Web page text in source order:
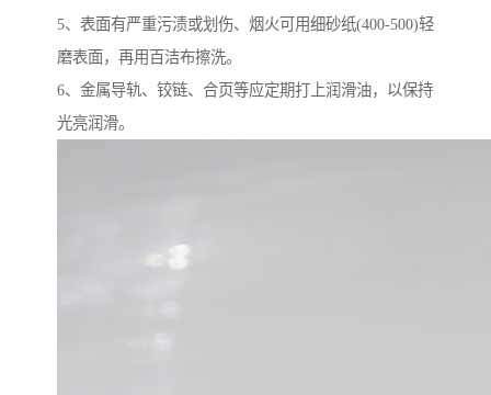
5、表面有严重污渍或划伤、烟火可用细砂纸(400-500)轻
磨表面，再用百洁布擦洗。
6、金属导轨、铰链、合页等应定期打上润滑油，以保持
光亮润滑。